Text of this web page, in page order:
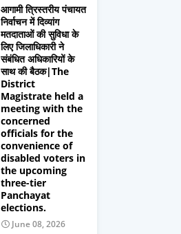
आगामी त्रिस्तरीय पंचायत
निर्वाचन में दिव्यांग
मतदाताओं की सुविधा के
लिए जिलाधिकारी ने
संबंधित अधिकारियों के
साथ की बैठक|The
District
Magistrate held a
meeting with the
concerned
officials for the
convenience of
disabled voters in
the upcoming
three-tier
Panchayat
elections.
June 08, 2026